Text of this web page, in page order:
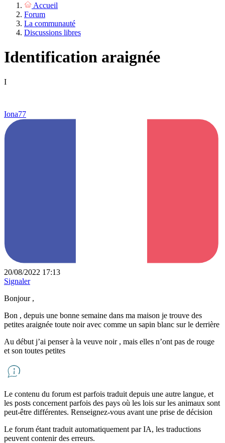
Accueil
Forum
La communauté
Discussions libres
Identification araignée
I
Iona77
20/08/2022 17:13
Signaler
Bonjour ,
Bon , depuis une bonne semaine dans ma maison je trouve des
petites araignée toute noir avec comme un sapin blanc sur le derrière
Au début j’ai penser à la veuve noir , mais elles n’ont pas de rouge
et son toutes petites
Le contenu du forum est parfois traduit depuis une autre langue, et
les posts concernent parfois des pays où les lois sur les animaux sont
peut-être différentes. Renseignez-vous avant une prise de décision
Le forum étant traduit automatiquement par IA, les traductions
peuvent contenir des erreurs.